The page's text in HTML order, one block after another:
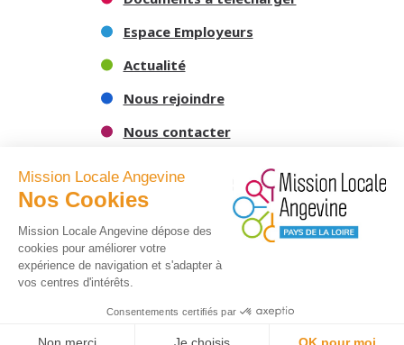
Espace Employeurs
Actualité
Nous rejoindre
Nous contacter
Politique de confidentialité
Mission Locale Angevine
Nos Cookies
Mission Locale Angevine dépose des
cookies pour améliorer votre
expérience de navigation et s'adapter à
vos centres d'intérêts.
Consentements certifiés par